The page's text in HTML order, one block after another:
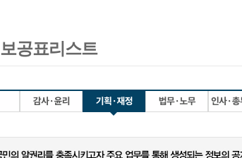
공표리스트